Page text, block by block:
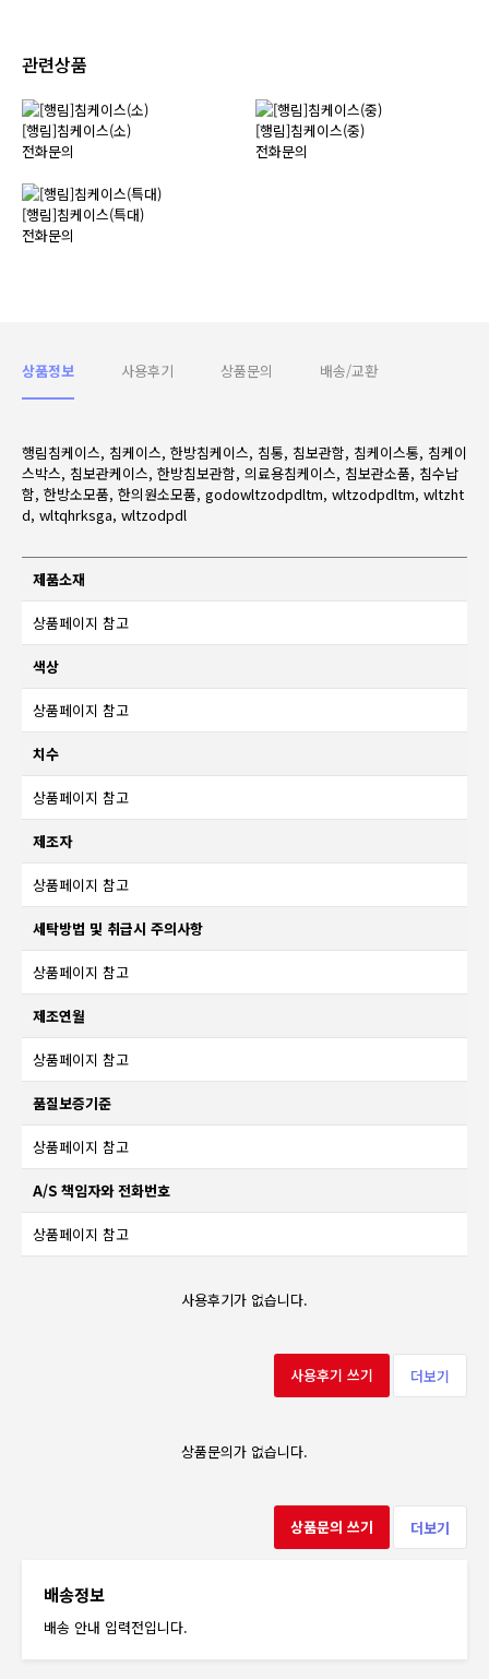
관련상품
[행림]침케이스(소)
전화문의
[행림]침케이스(중)
전화문의
[행림]침케이스(특대)
전화문의
상품정보 사용후기 상품문의 배송/교환
행림침케이스, 침케이스, 한방침케이스, 침통, 침보관함, 침케이스통, 침케이
스박스, 침보관케이스, 한방침보관함, 의료용침케이스, 침보관소품, 침수납
함, 한방소모품, 한의원소모품, godowltzodpdltm, wltzodpdltm, wltzht
d, wltqhrksga, wltzodpdl
제품소재
상품페이지 참고
색상
상품페이지 참고
치수
상품페이지 참고
제조자
상품페이지 참고
세탁방법 및 취급시 주의사항
상품페이지 참고
제조연월
상품페이지 참고
품질보증기준
상품페이지 참고
A/S 책임자와 전화번호
상품페이지 참고
사용후기가 없습니다.
사용후기 쓰기 더보기
상품문의가 없습니다.
상품문의 쓰기 더보기
배송정보
배송 안내 입력전입니다.